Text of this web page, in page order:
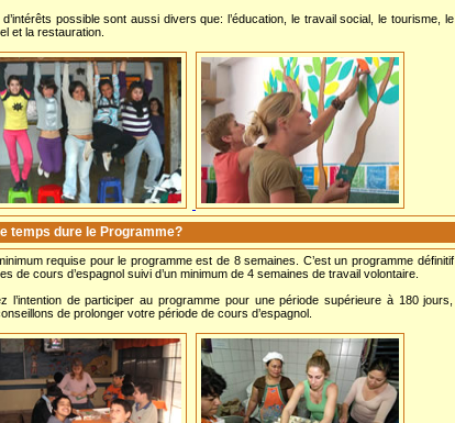
possible sont aussi divers que: l’éducation, le travail social, le tourisme, le
et la restauration.
temps dure le Programme?
requise pour le programme est de 8 semaines. C’est un programme définitif
de cours d’espagnol suivi d’un minimum de 4 semaines de travail volontaire.
l’intention de participer au programme pour une période supérieure à 180 jours,
de prolonger votre période de cours d’espagnol.